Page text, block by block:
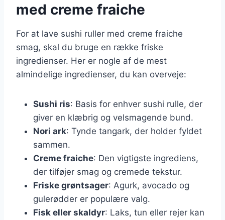
med creme fraiche
For at lave sushi ruller med creme fraiche
smag, skal du bruge en række friske
ingredienser. Her er nogle af de mest
almindelige ingredienser, du kan overveje:
Sushi ris: Basis for enhver sushi rulle, der
giver en klæbrig og velsmagende bund.
Nori ark: Tynde tangark, der holder fyldet
sammen.
Creme fraiche: Den vigtigste ingrediens,
der tilføjer smag og cremede tekstur.
Friske grøntsager: Agurk, avocado og
gulerødder er populære valg.
Fisk eller skaldyr: Laks, tun eller rejer kan